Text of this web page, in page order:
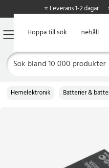
Hoppa till huvudinnehåll
Hoppa till sök
⭐ Leverans 1-2 dagar
Hemelektronik Batterier &